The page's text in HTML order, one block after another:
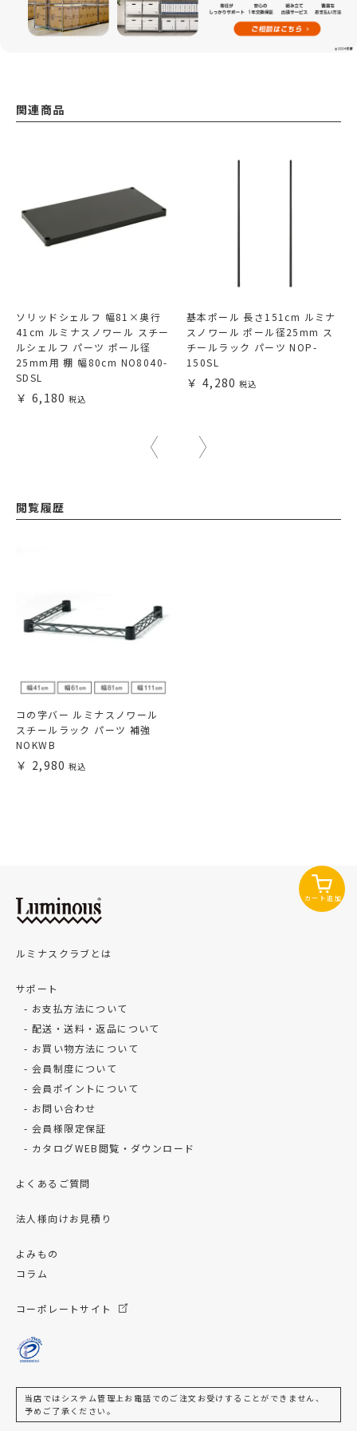
関連商品
ソリッドシェルフ 幅81×奥行
41cm ルミナスノワール スチー
ルシェルフ パーツ ポール径
25mm用 棚 幅80cm NO8040-
SDSL
6,180
基本ポール 長さ151cm ルミナ
スノワール ポール径25mm ス
チールラック パーツ NOP-
150SL
4,280
閲覧履歴
コの字バー ルミナスノワール
スチールラック パーツ 補強
NOKWB
2,980
カート追加
ルミナスクラブとは
サポート
お支払方法について
配送・送料・返品について
お買い物方法について
会員制度について
会員ポイントについて
お問い合わせ
会員様限定保証
カタログWEB閲覧・ダウンロード
よくあるご質問
法人様向けお見積り
よみもの
コラム
コーポレートサイト
当店ではシステム管理上お電話でのご注文お受けすることができません、
予めご了承ください。